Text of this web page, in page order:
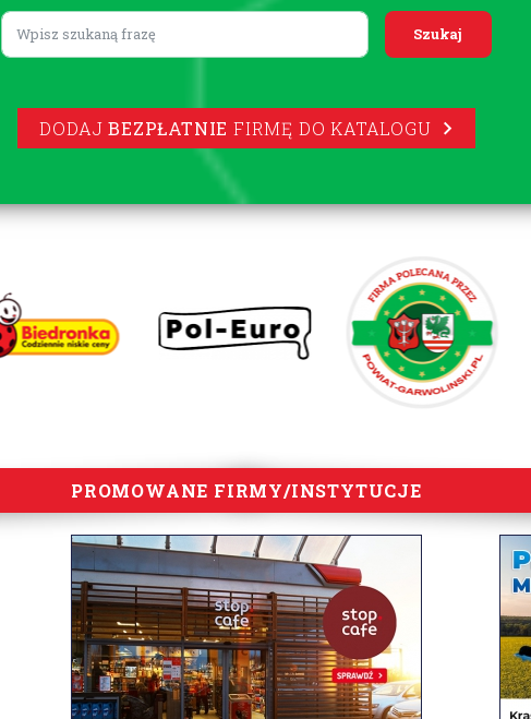
Lorem ipsum
DODAJBEZPŁATNIE FIRMĘ DO KATALOGU
PROMOWANE FIRMY/INSTYTUCJE